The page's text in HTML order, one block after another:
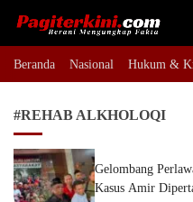
Pagiterkini.com
Berani Mengungkap Fakta
Beranda Nasional Hukum &
#REHAB ALKHOLOQI
Gelombang
Kasus Amir